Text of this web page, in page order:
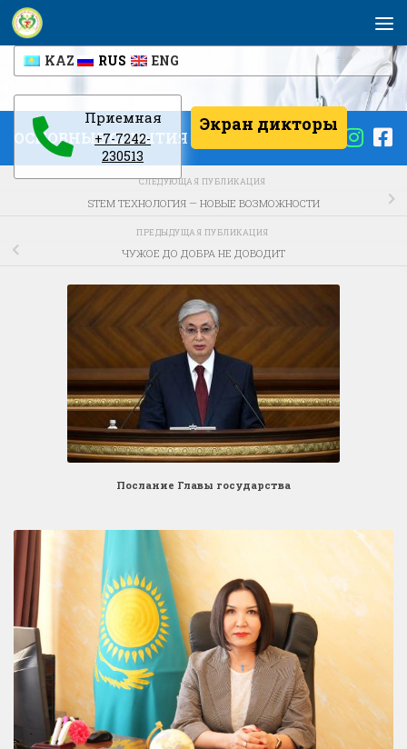
Перейти к содержимому
KAZ RUS ENG
Приемная
+7-7242-
230513
Экран дикторы
ОСНОВНЫЕ СОБЫТИЯ
СЛЕДУЮЩАЯ ПУБЛИКАЦИЯ
STEM ТЕХНОЛОГИЯ — НОВЫЕ ВОЗМОЖНОСТИ
ПРЕДЫДУЩАЯ ПУБЛИКАЦИЯ
ЧУЖОЕ ДО ДОБРА НЕ ДОВОДИТ
Послание Главы государства